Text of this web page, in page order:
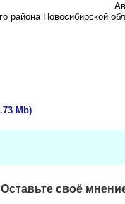
Новосибирской
Mb)
своё